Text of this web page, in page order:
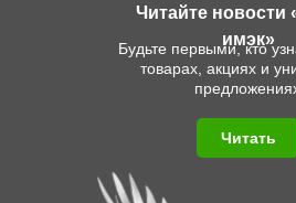
Читайте новости
имэк»
Будьте первыми, кто
товарах, акциях и
Читать